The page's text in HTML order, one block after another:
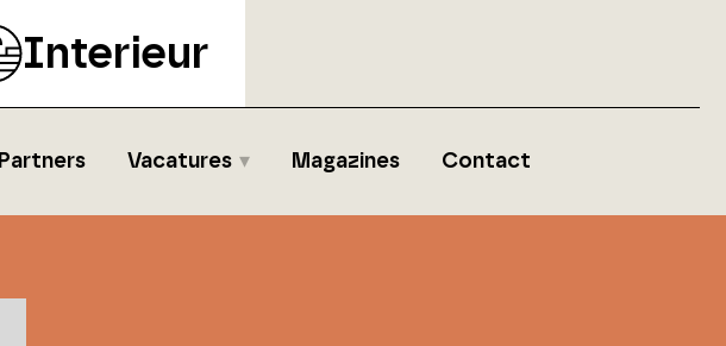
Interieur
Partners Vacatures Magazines Contact